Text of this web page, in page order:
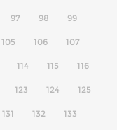
97 98 99
105 106 107
114 115 116
123 124 125
131 132 133